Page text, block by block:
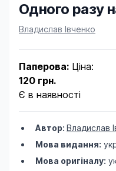
Одного разу
Product information
Владислав Івченко
Паперова: Ціна:
120 грн.
Є в наявності
Автор: Владислав
Мова видання:
Мова оригіналу: